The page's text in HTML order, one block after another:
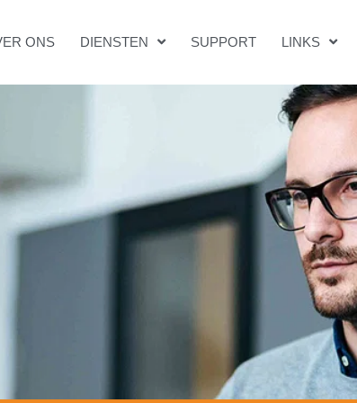
ONS DIENSTEN SUPPORT LINKS